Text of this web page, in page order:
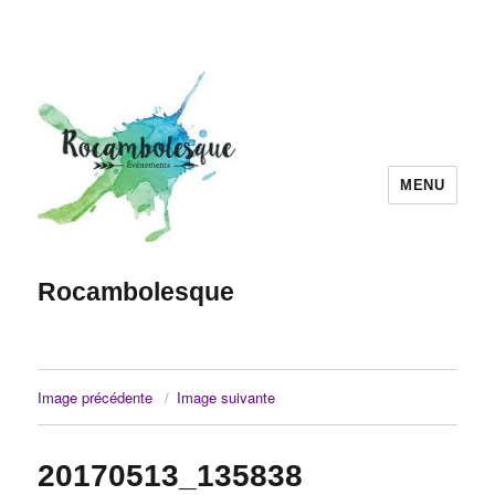
Rocambolesque
MENU
Image précédente Image suivante
20170513_135838